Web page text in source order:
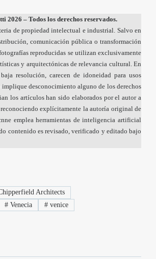
2026 – Todos los derechos reservados.
de propiedad intelectual e industrial. Salvo en
comunicación pública o transformación
reproducidas se utilizan exclusivamente
y arquitectónicas de relevancia cultural. En
resolución, carecen de idoneidad para usos
desconocimiento alguno de los derechos
los artículos han sido elaborados por el autor a
explícitamente la autoría original de
emplea herramientas de inteligencia artificial
contenido es revisado, verificado y editado bajo
Architects
# Venecia # venice